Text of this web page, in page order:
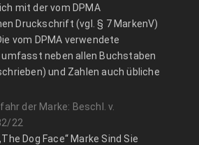
mit der vom DPMA
Druckschrift (vgl. § 7 MarkenV)
vom DPMA verwendete
umfasst neben allen Buchstaben
und Zahlen auch übliche
der Marke: Beschl. v.
22
Dog Face“ Marke Sind Sie